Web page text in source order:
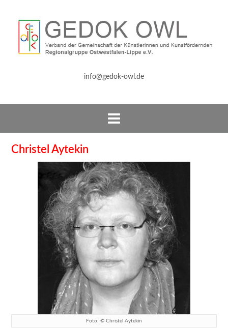
info@gedok-owl.de
Christel Aytekin
Foto: © Christel Aytekin